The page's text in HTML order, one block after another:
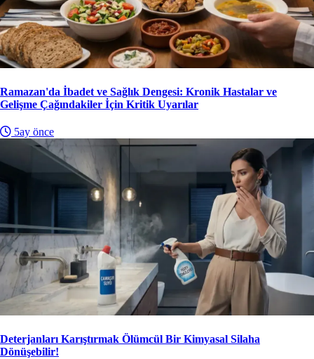
Ramazan'da İbadet ve Sağlık Dengesi: Kronik Hastalar ve
Gelişme Çağındakiler İçin Kritik Uyarılar
5ay önce
Deterjanları Karıştırmak Ölümcül Bir Kimyasal Silaha
Dönüşebilir!